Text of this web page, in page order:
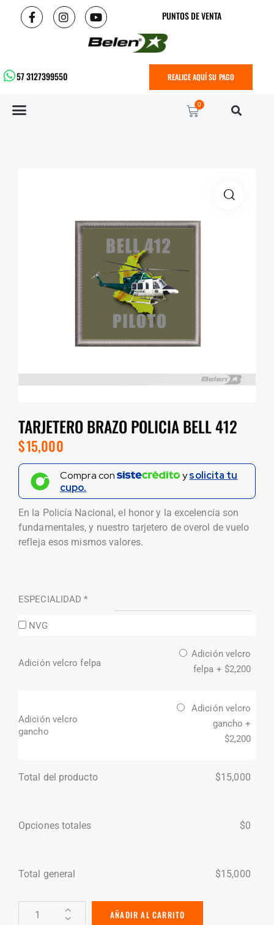
PUNTOS DE VENTA
57 3127399550 REALICE AQUÍ SU PAGO
0
TARJETERO BRAZO POLICIA BELL 412
$15,000
Compra con ysolicita tu
cupo.
En la Policía Nacional, el honor y la excelencia son
fundamentales, y nuestro tarjetero de overol de vuelo
refleja esos mismos valores.
ESPECIALIDAD *
NVG
Adición velcro felpa
Adición velcro
felpa + $2,200
Adición velcro
gancho
Adición velcro
gancho +
$2,200
Total del producto $15,000
Opciones totales $0
Total general $15,000
AÑADIR AL CARRITO